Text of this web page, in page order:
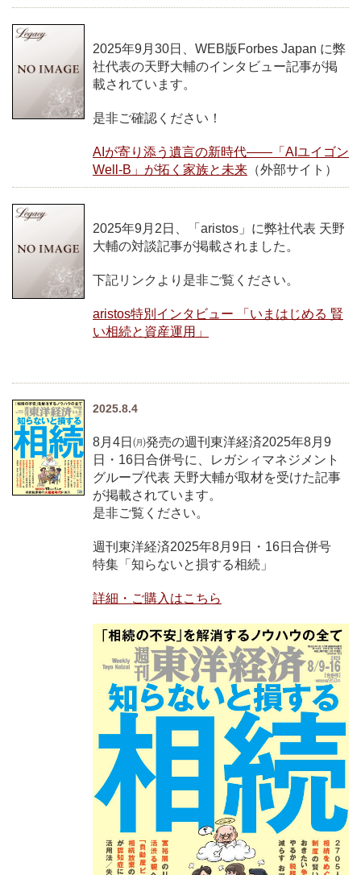
2025年9月30日、WEB版Forbes Japan に弊
社代表の天野大輔のインタビュー記事が掲
載されています。
是非ご確認ください！
AIが寄り添う遺言の新時代——「AIユイゴン
Well-B」が拓く家族と未来 （外部サイト）
2025年9月2日、「aristos」に弊社代表 天野
大輔の対談記事が掲載されました。
下記リンクより是非ご覧ください。
aristos特別インタビュー 「いまはじめる 賢
い相続と資産運用」
2025.8.4
8月4日㈪発売の週刊東洋経済2025年8月9
日・16日合併号に、レガシィマネジメント
グループ代表 天野大輔が取材を受けた記事
が掲載されています。
是非ご覧ください。
週刊東洋経済2025年8月9日・16日合併号
特集「知らないと損する相続」
詳細・ご購入はこちら